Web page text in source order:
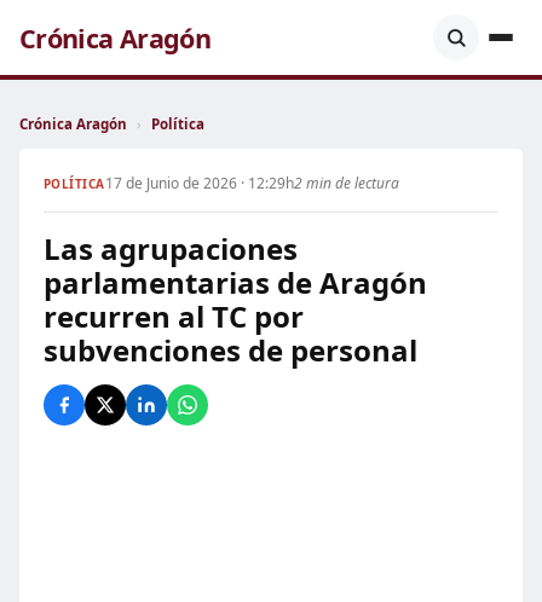
Crónica Aragón
Crónica Aragón › Política
POLÍTICA17 de Junio de 2026 · 12:29h2 min de lectura
Las agrupaciones
parlamentarias de Aragón
recurren al TC por
subvenciones de personal